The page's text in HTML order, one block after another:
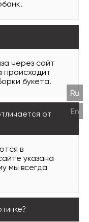
через сайт
происходит
букета.
от
в
указана
мы всегда